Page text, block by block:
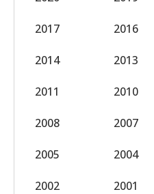
2017 2016
2014 2013
2011 2010
2008 2007
2005 2004
2002 2001